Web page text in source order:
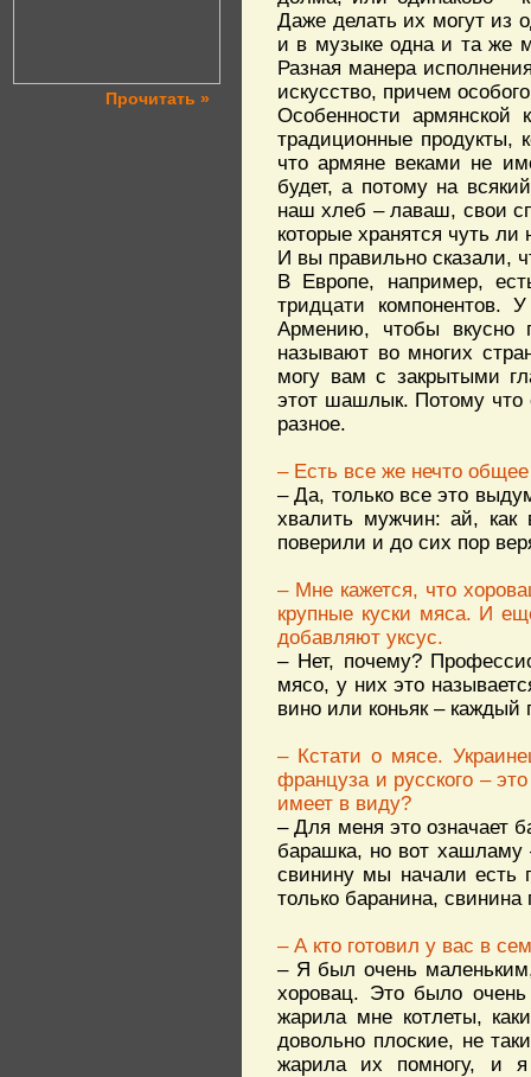
Прочитать »
Даже делать их могут из
и в музыке одна и та же
Разная манера
искусство, причем
Особенности
традиционные продукты,
что армяне веками не
будет, а потому на
наш хлеб – лаваш, свои
которые хранятся чуть ли
И вы правильно сказали,
В Европе, например,
тридцати компонентов.
Армению, чтобы вкусно
называют во многих
могу вам с закрытыми
этот шашлык. Потому что
разное.
– Есть все же нечто
– Да, только все это
хвалить мужчин: ай,
поверили и до сих пор
– Мне кажется, что
крупные куски мяса. И
добавляют уксус.
– Нет, почему?
мясо, у них это
вино или коньяк – каждый
– Кстати о мясе.
француза и русского –
имеет в виду?
– Для меня это означает
барашка, но вот хашламу
свинину мы начали есть
только баранина, свинина
– А кто готовил у вас в
– Я был очень
хоровац. Это было
жарила мне котлеты,
довольно плоские, не
жарила их помногу, и